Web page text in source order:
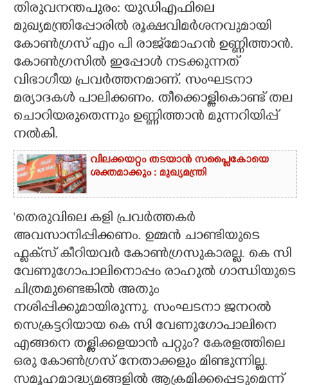
LITERATURE
ZOOM
CONTACT US
തിരുവനന്തപുരം: യുഡിഎഫിലെ
മുഖ്യമന്ത്രിപ്പോരിൽ രൂക്ഷവിമർശനവുമായി
കോൺഗ്രസ് എം പി രാജ്‌‌മോഹൻ ഉണ്ണിത്താൻ.
കോൺഗ്രസിൽ ഇപ്പോൾ നടക്കുന്നത്
വിഭാഗീയ പ്രവർത്തനമാണ്. സംഘടനാ
മര്യാദകൾ പാലിക്കണം. തീക്കൊള്ളികൊണ്ട് തല
ചൊറിയരുതെന്നും ഉണ്ണിത്താൻ മുന്നറിയിപ്പ്
നൽകി.
വിലക്കയറ്റം തടയാൻ സപ്ലൈകോയെ
ശക്തമാക്കും : മുഖ്യമന്ത്രി
'തെരുവിലെ കളി പ്രവർത്തകർ
അവസാനിപ്പിക്കണം. ഉമ്മൻ ചാണ്ടിയുടെ
ഫ്ളക്‌സ് കീറിയവർ കോൺഗ്രസുകാരല്ല. കെ സി
വേണുഗോപാലിനൊപ്പം രാഹുൽ ഗാന്ധിയുടെ
ചിത്രമുണ്ടെങ്കിൽ അതും
നശിപ്പിക്കുമായിരുന്നു. സംഘടനാ ജനറൽ
സെക്രട്ടറിയായ കെ സി വേണുഗോപാലിനെ
എങ്ങനെ തള്ളിക്കളയാൻ പറ്റും? കേരളത്തിലെ
ഒരു കോൺഗ്രസ് നേതാക്കളും മിണ്ടുന്നില്ല.
സമൂഹമാദ്ധ്യമങ്ങളിൽ ആക്രമിക്കപ്പെടുമെന്ന്